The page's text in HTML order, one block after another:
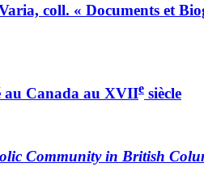
coll. « Documents et
au Canada au XVIIe siècle
Community in British